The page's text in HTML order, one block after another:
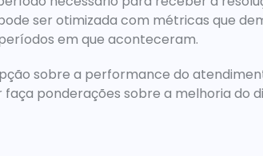
ser otimizada com métricas que
em que aconteceram.
sobre a performance do
ponderações sobre a melhoria do